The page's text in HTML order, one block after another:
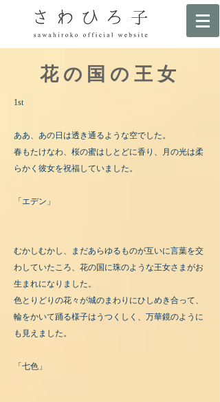
花の国の王女
1st
ああ、あの日は透き通るような空でした。
春もたけなわ、桜の蜜はしとどに香り、月の光は柔
らかく彼女を祝福していました。
「エデン」
むかしむかし、まだあらゆるものが互いに言葉を交
わしていたころ、花の国に珠のような王女さまがお
生まれになりました。
色とりどりの花々が城のまわりにひしめき合って、
輪をかいて踊る様子はうつくしく、万華鏡のように
も見えました。
「七色」